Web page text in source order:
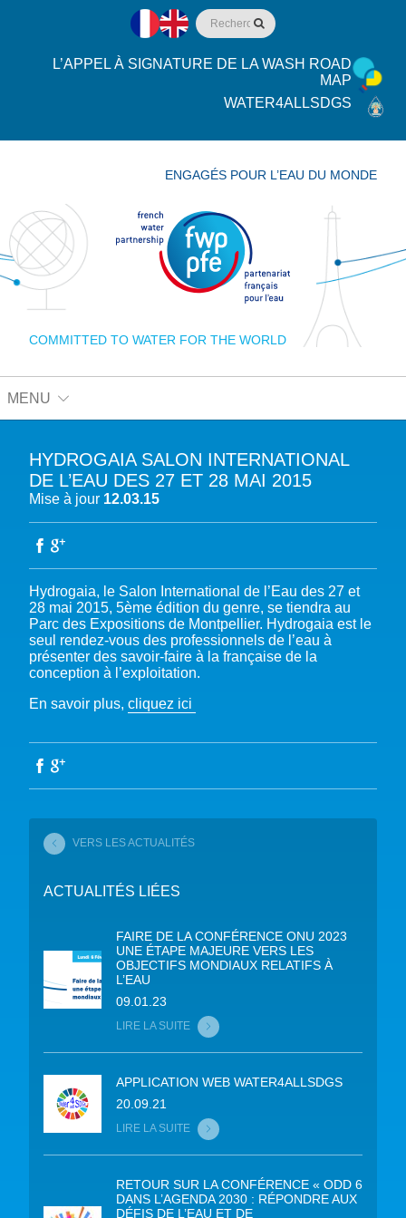
L’APPEL À SIGNATURE DE LA WASH ROAD
MAP
WATER4ALLSDGS
COMMITTED TO WATER FOR THE WORLD
ENGAGÉS POUR L’EAU DU MONDE
MENU
A PROPOS DU PFE
NOTRE MISSION
RÈGLEMENT DES COTISATIONS DES MEMBRES
DEVENIR MEMBRE
NOTRE GOUVERNANCE
NOTRE SECRÉTARIAT
L’EAU DANS LES OBJECTIFS DU DÉVELOPPEMENT DURABLE (ODD)
EAU & CLIMAT
BIODIVERSITÉ AQUATIQUE ET SOLUTIONS FONDÉES SUR LA NATURE
ACCÈS À LA WASH DANS LES CONTEXTES DE CRISES ET FRAGILITÉS
WASH ROAD MAP
CRISE UKRAINIENNE 2022
EAUX, SOLS, AGROÉCOLOGIE ET SÉCURITÉ ALIMENTAIRE
AUTRES EXPERTISES
NOS PRODUCTIONS
ÉVÉNEMENTS
COP29 CLIMAT – BAKOU 2024
FORUM URBAIN MONDIAL – LE CAIRE 2024
COP16 BIODIVERSITÉ – CALI 2024
FORUM MONDIAL DE L’EAU – BALI 2024
TOUS LES ÉVÉNEMENTS
PRESSE
HYDROGAIA SALON INTERNATIONAL
DE L’EAU DES 27 ET 28 MAI 2015
Mise à jour 12.03.15
Hydrogaia, le Salon International de l’Eau des 27 et
28 mai 2015, 5ème édition du genre, se tiendra au
Parc des Expositions de Montpellier. Hydrogaia est le
seul rendez-vous des professionnels de l’eau à
présenter des savoir-faire à la française de la
conception à l’exploitation.
En savoir plus, cliquez ici
VERS LES ACTUALITÉS
ACTUALITÉS LIÉES
FAIRE DE LA CONFÉRENCE ONU 2023
UNE ÉTAPE MAJEURE VERS LES
OBJECTIFS MONDIAUX RELATIFS À
L’EAU
09.01.23
LIRE LA SUITE
APPLICATION WEB WATER4ALLSDGS
20.09.21
LIRE LA SUITE
RETOUR SUR LA CONFÉRENCE « ODD 6
DANS L’AGENDA 2030 : RÉPONDRE AUX
DÉFIS DE L’EAU ET DE